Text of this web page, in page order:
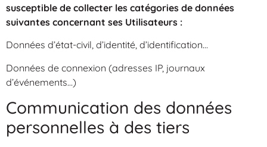
susceptible de collecter les catégories de données
suivantes concernant ses Utilisateurs :
Données d’état-civil, d’identité, d’identification…
Données de connexion (adresses IP, journaux
d’événements…)
Communication des données
personnelles à des tiers